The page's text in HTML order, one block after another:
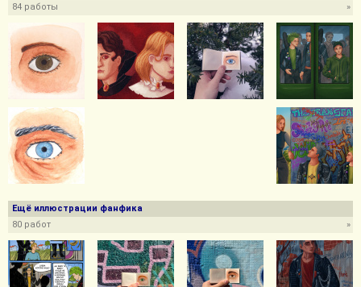
»
84 работы
Ещё иллюстрации фанфика
80 работ
»